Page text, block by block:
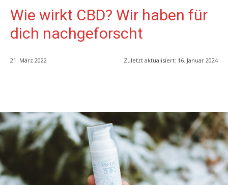
Wie wirkt CBD? Wir haben für
dich nachgeforscht
21. März 2022 Zuletzt aktualisiert: 16. Januar 2024